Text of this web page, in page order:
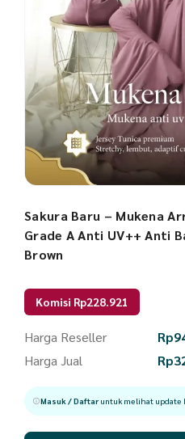
Sakura Baru – Mukena
Grade A Anti UV++ Anti
Brown
Komisi Rp228.921
Harga Reseller Rp
Harga Jual
Rp
Masuk / Daftaruntuk melihat update